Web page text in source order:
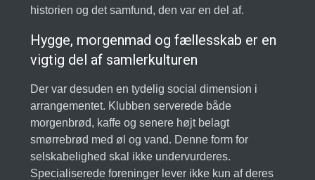
historien og det samfund, den var en del af.
Hygge, morgenmad og fællesskab er en
vigtig del af samlerkulturen
Der var desuden en tydelig social dimension i
arrangementet. Klubben serverede både
morgenbrød, kaffe og senere højt belagt
smørrebrød med øl og vand. Denne form for
selskabelighed skal ikke undervurderes.
Specialiserede foreninger lever ikke kun af deres